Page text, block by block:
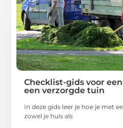
Checklist-gids voor
een verzorgde tuin
In deze gids leer je hoe je met
zowel je huis als